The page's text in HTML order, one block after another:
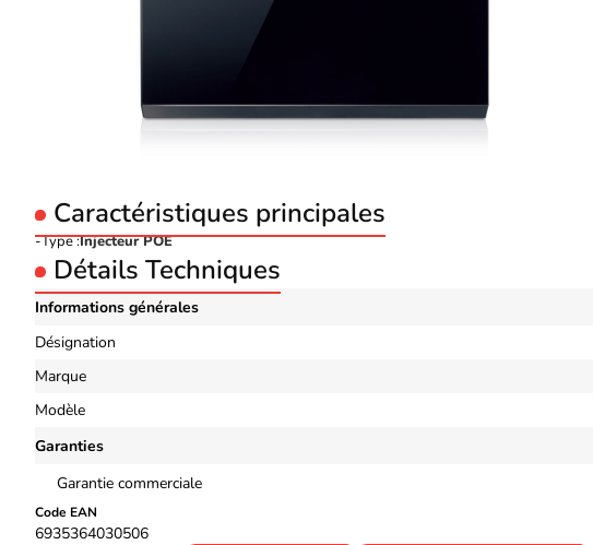
Caractéristiques principales
Type :Injecteur POE
Détails Techniques
Informations générales
Désignation
Marque
Modèle
Garanties
Garantie commerciale
Code EAN
6935364030506